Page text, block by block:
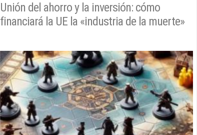
Unión del ahorro y la inversión: cómo
financiará la UE la «industria de la muerte»